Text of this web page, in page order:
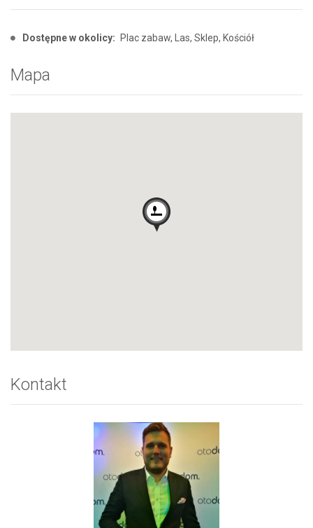
Dostępne w okolicy: Plac zabaw, Las, Sklep, Kościół
Mapa
Kontakt